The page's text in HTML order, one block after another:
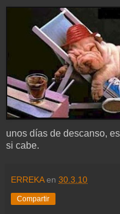
unos días de descanso,
si cabe.
ERREKA en 30.3.10
Compartir